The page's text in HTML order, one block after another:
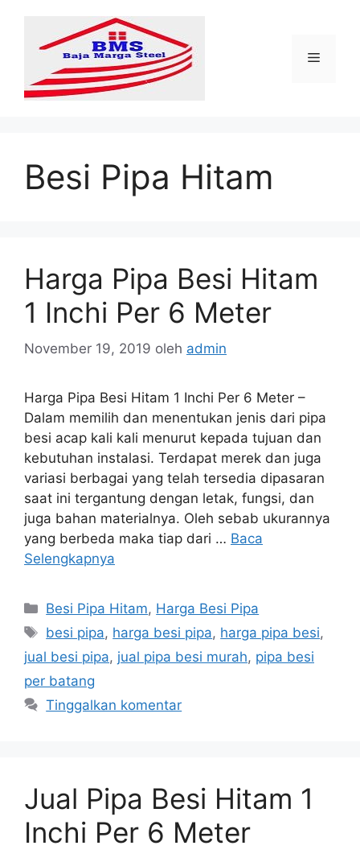
Menu
Besi Pipa Hitam
Harga Pipa Besi Hitam
1 Inchi Per 6 Meter
November 19, 2019 oleh admin
Harga Pipa Besi Hitam 1 Inchi Per 6 Meter –
Dalam memilih dan menentukan jenis dari pipa
besi acap kali kali menurut kepada tujuan dan
kebutuhan instalasi. Terdapat merek dan juga
variasi berbagai yang telah tersedia dipasaran
saat ini tergantung dengan letak, fungsi, dan
juga bahan materialnya. Oleh sebab ukurannya
yang berbeda maka tiap dari … Baca
Selengkapnya
Kategori
Besi Pipa Hitam, Harga Besi Pipa
Tag
besi pipa, harga besi pipa, harga pipa besi,
jual besi pipa, jual pipa besi murah, pipa besi
per batang
Tinggalkan komentar
Jual Pipa Besi Hitam 1
Inchi Per 6 Meter